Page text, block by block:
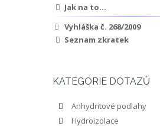
Jak na to...
Vyhláška č. 268/2009
Seznam zkratek
KATEGORIE DOTAZŮ
Anhydritové podlahy
Hydroizolace